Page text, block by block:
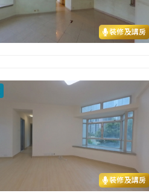
裝修及講房
裝修及講房